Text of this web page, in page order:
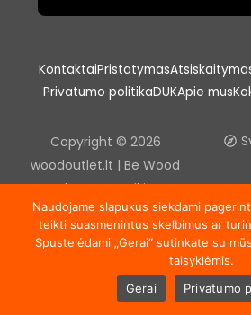
KontaktaiPristatymas
Privatumo politikaDUKApie mus
Copyright © 2026
woodoutlet.lt | Be Wood
outlet, UAB sutikimo
draudžiama kopijuoti ir platinti
svetainėje esančią
Naudojame slapukus siekdami
teikti suasmenintus skelbimus ar
Spustelėdami „Gerai“ sutinkate su
taisyklėmis.
Gerai
Privatumo